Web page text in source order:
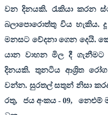
වන දිනයකි. රැකියා කරන
බලාපොරොත්තු විය හැකිය.
මනසට වේදනා ගෙන දෙයි.
යාන වාහන මිල දී
දිනයකි. තුනටිය ආශ්‍රිත
වන්න. සුරතල් සතුන් නිසා
රතු, ජය අංකය - 09,
නෙළුම්